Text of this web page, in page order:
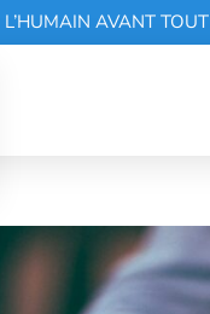
L’HUMAIN AVANT TOUT